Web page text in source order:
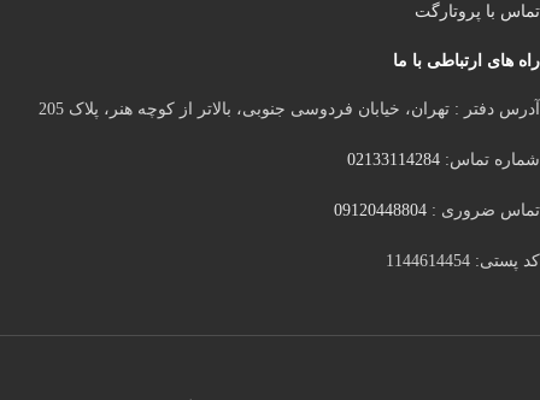
تماس با پروتارگت
راه های ارتباطی با ما
آدرس دفتر : تهران، خیابان فردوسی جنوبی، بالاتر از کوچه هنر، پلاک 205
شماره تماس: 02133114284
تماس ضروری : 09120448804
کد پستی: 1144614454